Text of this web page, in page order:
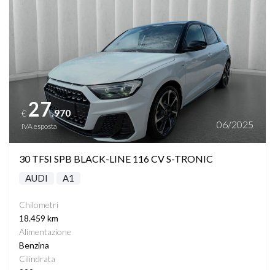
€ 27.970
IVA esposta 06/2025
30 TFSI SPB BLACK-LINE 116 CV S-TRONIC
AUDI A1
Chilometri
18.459 km
Alimentazione
Benzina
Cilindrata